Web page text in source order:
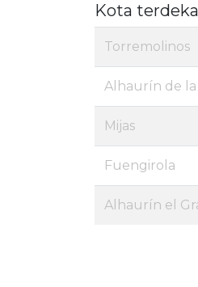
Kota
Torremolinos
Alhaurín de
Mijas
Fuengirola
Alhaurín el